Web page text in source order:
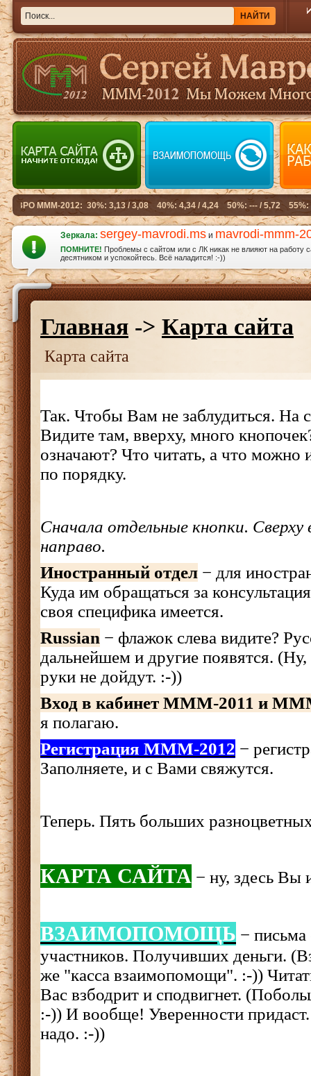
Зеркала: sergey-mavrodi.ms и mavrodi-mmm-
ПОМНИТЕ! Проблемы с сайтом или с ЛК никак не влияют на работу
десятником и успокойтесь. Всё наладится! :-))
Главная -> Карта сайта
Карта сайта
Так. Чтобы Вам не заблудиться. На
Видите там, вверху, много
означают? Что читать, а что можно
по порядку.
Сначала отдельные кнопки. Сверху
направо.
Иностранный отдел − для
Куда им обращаться за
своя специфика имеется.
Russian − флажок слева видите?
дальнейшем и другие появятся.
руки не дойдут. :-))
Вход в кабинет МММ-2011 и
я полагаю.
Регистрация МММ-2012 −
Заполняете, и с Вами свяжутся.
Теперь. Пять больших
КАРТА САЙТА − ну, здесь Вы
ВЗАИМОПОМОЩЬ − письма
участников. Получивших деньги.
же "касса взаимопомощи". :-))
Вас взбодрит и сподвигнет.
:-)) И вообще! Уверенности
надо. :-))